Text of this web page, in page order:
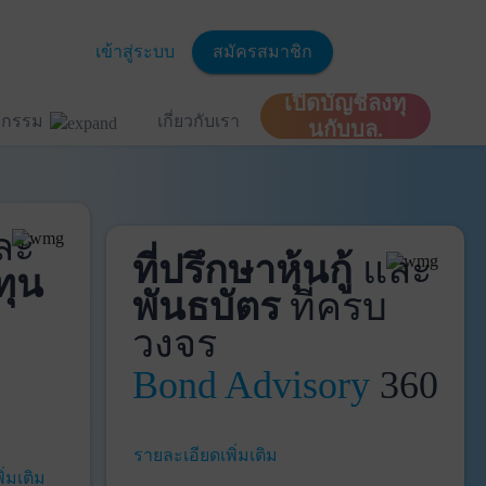
เข้าสู่ระบบ สมัครสมาชิก
รรม เกี่ยวกับเรา
เปิดบัญชีลงทุ
นกับบล.
ะ
น
มเติม
ที่ปรึกษาหุ้นกู้ และ
พันธบัตรที่ครบ
วงจร
Bond Advisory360
รายละเอียดเพิ่มเติม